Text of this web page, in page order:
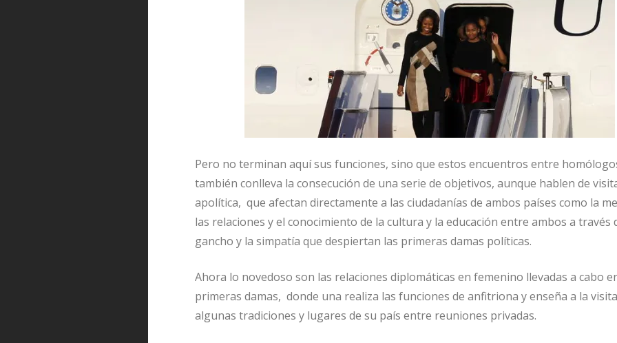
Pero no terminan aquí sus funciones, sino que estos encuentros entre
también conlleva la consecución de una serie de objetivos, aunque hablen de
apolítica, que afectan directamente a las ciudadanías de ambos países como la
las relaciones y el conocimiento de la cultura y la educación entre ambos a través
gancho y la simpatía que despiertan las primeras damas políticas.
Ahora lo novedoso son las relaciones diplomáticas en femenino llevadas a cabo
primeras damas, donde una realiza las funciones de anfitriona y enseña a la
algunas tradiciones y lugares de su país entre reuniones privadas.